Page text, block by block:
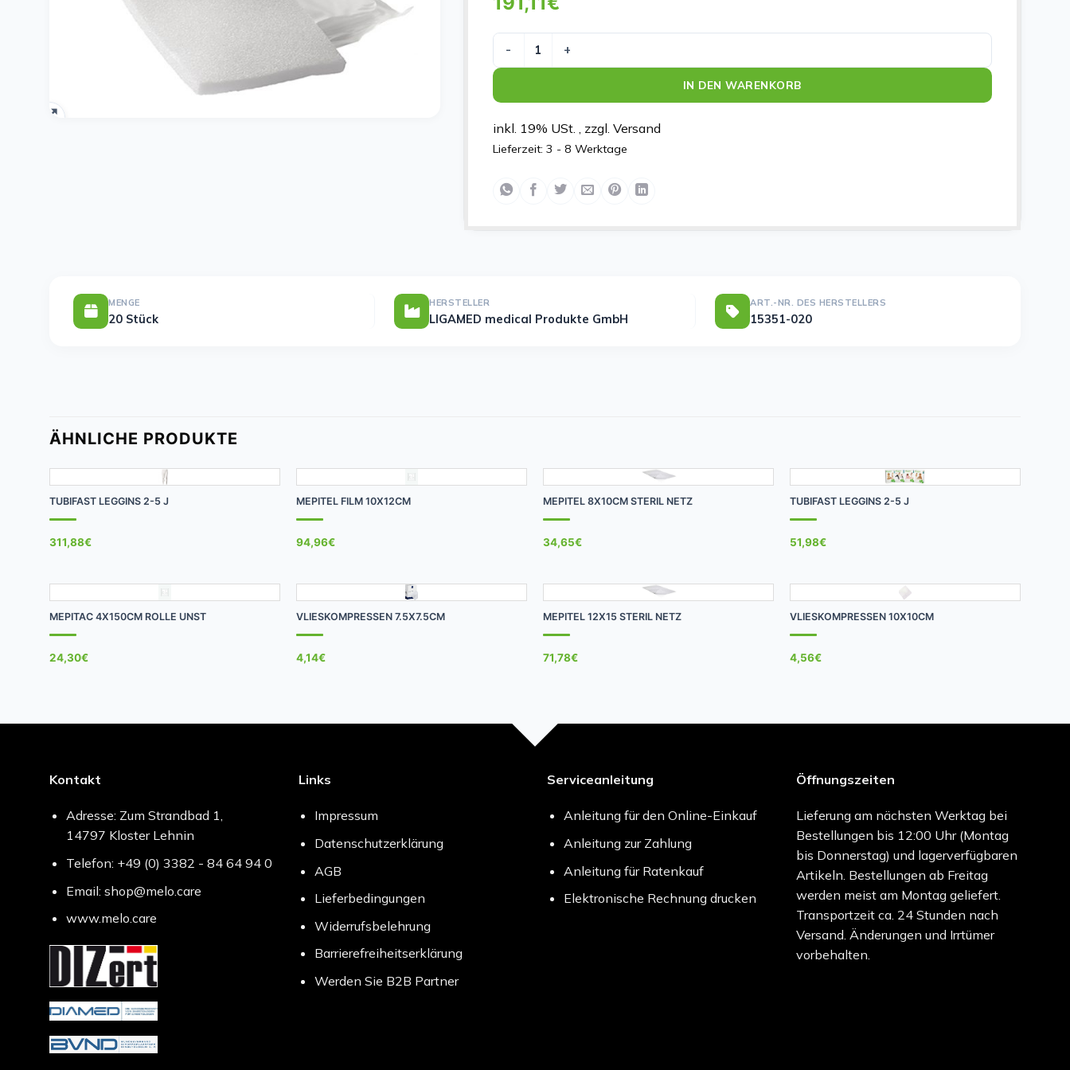
LIGASANO WEISS S 15X10X1CM Menge
IN DEN WARENKORB
inkl. 19% USt. , zzgl. Versand
Lieferzeit: 3 - 8 Werktage
MENGE
20 Stück
HERSTELLER
LIGAMED medical Produkte GmbH
ART.-NR. DES HERSTELLERS
15351-020
ÄHNLICHE PRODUKTE
TUBIFAST LEGGINS 2-5 J
311,88€
MEPITEL FILM 10X12CM
94,96€
MEPITEL 8X10CM STERIL NETZ
34,65€
TUBIFAST LEGGINS 2-5 J
51,98€
MEPITAC 4X150CM ROLLE UNST
24,30€
VLIESKOMPRESSEN 7.5X7.5CM
4,14€
MEPITEL 12X15 STERIL NETZ
71,78€
VLIESKOMPRESSEN 10X10CM
4,56€
Kontakt
Adresse: Zum Strandbad 1,
14797 Kloster Lehnin
Telefon: +49 (0) 3382 - 84 64 94 0
Email: shop@melo.care
www.melo.care
Links
Impressum
Datenschutzerklärung
AGB
Lieferbedingungen
Widerrufsbelehrung
Barrierefreiheitserklärung
Werden Sie B2B Partner
Serviceanleitung
Anleitung für den Online-Einkauf
Anleitung zur Zahlung
Anleitung für Ratenkauf
Elektronische Rechnung drucken
Öffnungszeiten
Lieferung am nächsten Werktag bei
Bestellungen bis 12:00 Uhr (Montag
bis Donnerstag) und lagerverfügbaren
Artikeln. Bestellungen ab Freitag
werden meist am Montag geliefert.
Transportzeit ca. 24 Stunden nach
Versand. Änderungen und Irrtümer
vorbehalten.